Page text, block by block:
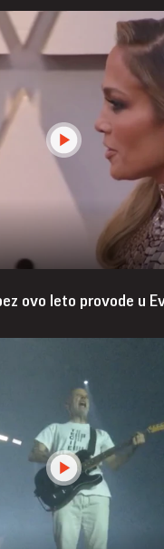
ovo leto provode u